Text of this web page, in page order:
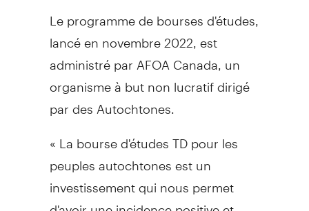
Le programme de bourses d'études,
lancé en novembre 2022, est
administré par AFOA Canada, un
organisme à but non lucratif dirigé
par des Autochtones.
« La bourse d'études TD pour les
peuples autochtones est un
investissement qui nous permet
d'avoir une incidence positive et